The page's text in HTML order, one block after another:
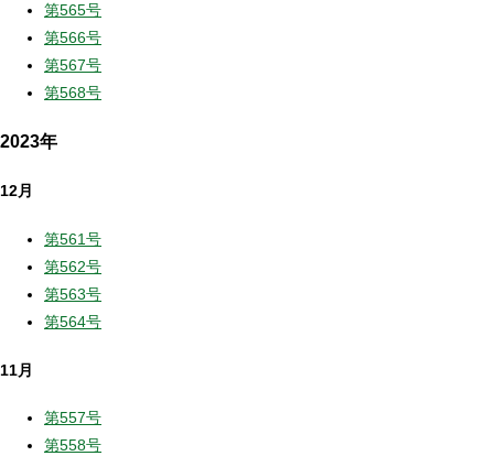
第565号
第566号
第567号
第568号
2023年
12月
第561号
第562号
第563号
第564号
11月
第557号
第558号